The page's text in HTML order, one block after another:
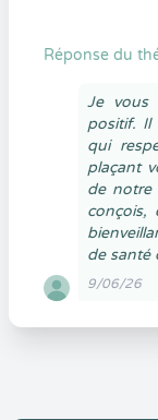
Réponse du
Je vous
positif.
qui
plaçant
de notre
conçois,
de santé
9/06/26